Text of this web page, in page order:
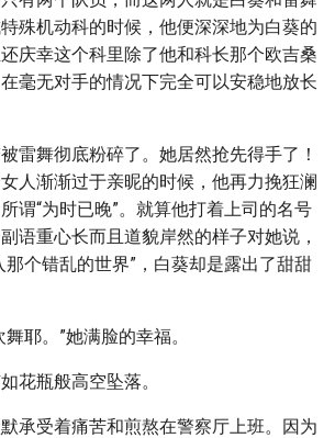
殊机动科的时候，他便深深地为白葵的
庆幸这个科里除了他和科长那个欧吉桑
毫无对手的情况下完全可以安稳地放长
雷舞彻底粉碎了。她居然抢先得手了！
人渐渐过于亲昵的时候，他再力挽狂澜
谓“为时已晚”。就算他打着上司的名号
语重心长而且道貌岸然的样子对她说，
那个错乱的世界”，白葵却是露出了甜甜
耶。”她满脸的幸福。
花瓶般高空坠落。
承受着痛苦和煎熬在警察厅上班。因为